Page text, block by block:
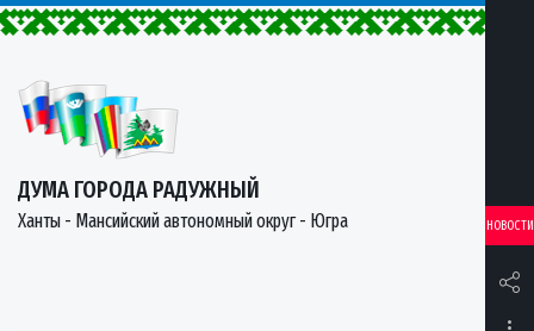
ДУМА ГОРОДА РАДУЖНЫЙ
Ханты - Мансийский автономный округ - Югра НОВОСТИ